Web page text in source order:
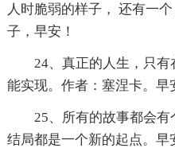
人时脆弱的样子， 还有一
子，早安！
24、真正的人生，只
能实现。作者：塞涅卡。早
25、所有的故事都会
结局都是一个新的起点。早